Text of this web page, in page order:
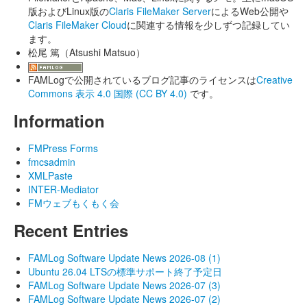
版およびLinux版のClaris FileMaker ServerによるWeb公開や
Claris FileMaker Cloudに関連する情報を少しずつ記録してい
ます。
松尾 篤（Atsushi Matsuo）
FAMLogで公開されているブログ記事のライセンスはCreative
Commons 表示 4.0 国際 (CC BY 4.0) です。
Information
FMPress Forms
fmcsadmin
XMLPaste
INTER-Mediator
FMウェブもくもく会
Recent Entries
FAMLog Software Update News 2026-08 (1)
Ubuntu 26.04 LTSの標準サポート終了予定日
FAMLog Software Update News 2026-07 (3)
FAMLog Software Update News 2026-07 (2)